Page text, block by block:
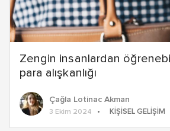
Zengin insanlardan
para alışkanlığı
Çağla Lotinac Akman
3 Ekim 2024 KIŞISEL GELIŞIM